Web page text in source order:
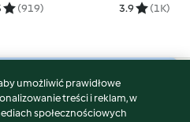
(919) 3.9 (1K)
umożliwić prawidłowe
treści i reklam, w
społecznościowych